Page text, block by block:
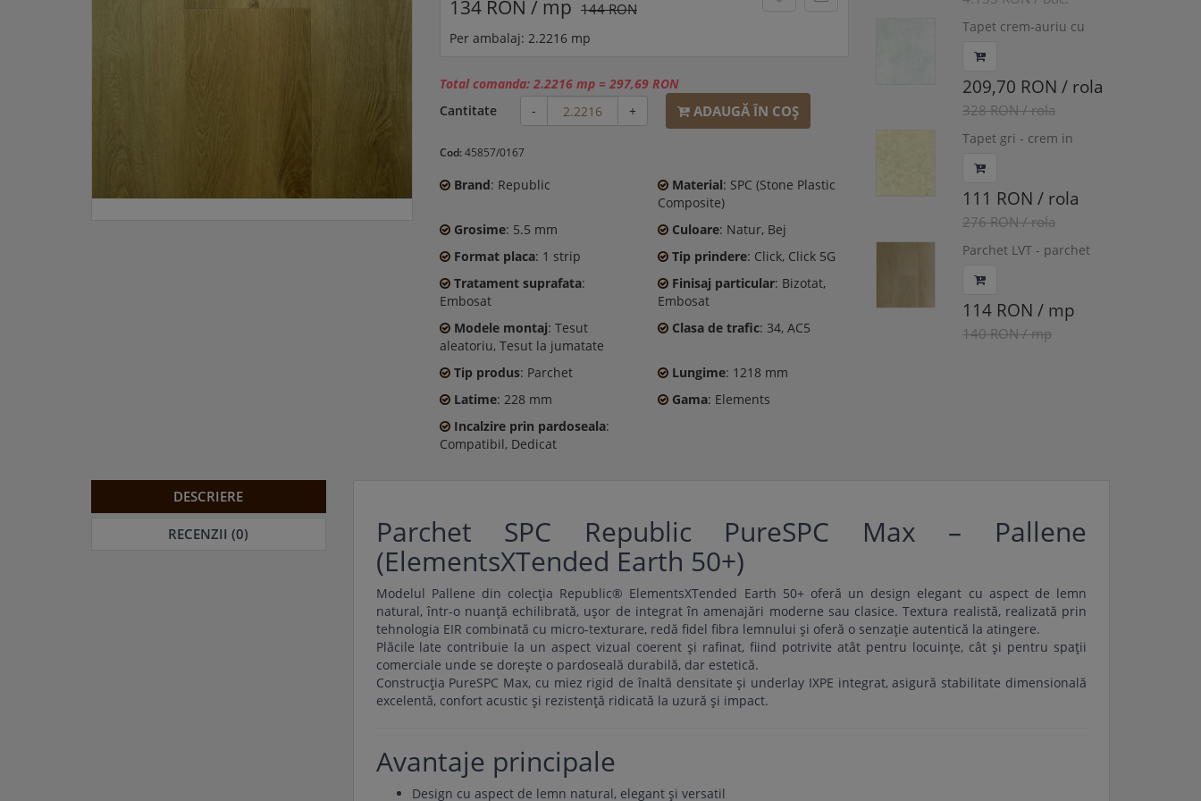
134 RON / mp 144 RON
Per ambalaj: 2.2216 mp
Total comanda: 2.2216 mp = 297,69 RON
Cantitate
- + ADAUGĂ ÎN COŞ
Cod:45857/0167
Brand: Republic Material: SPC (Stone Plastic
Composite)
Grosime: 5.5 mm Culoare: Natur, Bej
Format placa: 1 strip Tip prindere: Click, Click 5G
Tratament suprafata:
Embosat
Finisaj particular: Bizotat,
Embosat
Modele montaj: Tesut
aleatoriu, Tesut la jumatate
Clasa de trafic: 34, AC5
Tip produs: Parchet Lungime: 1218 mm
Latime: 228 mm Gama: Elements
Incalzire prin pardoseala:
Compatibil, Dedicat
Tapet crem-auriu cu
cod 24650
209,70 RON / rola
328 RON / rola
Tapet gri - crem in
Z72029
111 RON / rola
276 RON / rola
Parchet LVT - parchet
Boston,
1227x187x2.5/0.55mm,
WINPRO-1141/1
114 RON / mp
140 RON / mp
DESCRIERE
RECENZII (0)
Parchet SPC Republic PureSPC Max – Pallene
(ElementsXTended Earth 50+)
Modelul Pallene din colecția Republic® ElementsXTended Earth 50+ oferă un design elegant cu aspect de lemn
natural, într-o nuanță echilibrată, ușor de integrat în amenajări moderne sau clasice. Textura realistă, realizată prin
tehnologia EIR combinată cu micro-texturare, redă fidel fibra lemnului și oferă o senzație autentică la atingere.
Plăcile late contribuie la un aspect vizual coerent și rafinat, fiind potrivite atât pentru locuințe, cât și pentru spații
comerciale unde se dorește o pardoseală durabilă, dar estetică.
Construcția PureSPC Max, cu miez rigid de înaltă densitate și underlay IXPE integrat, asigură stabilitate dimensională
excelentă, confort acustic și rezistență ridicată la uzură și impact.
Avantaje principale
Design cu aspect de lemn natural, elegant și versatil